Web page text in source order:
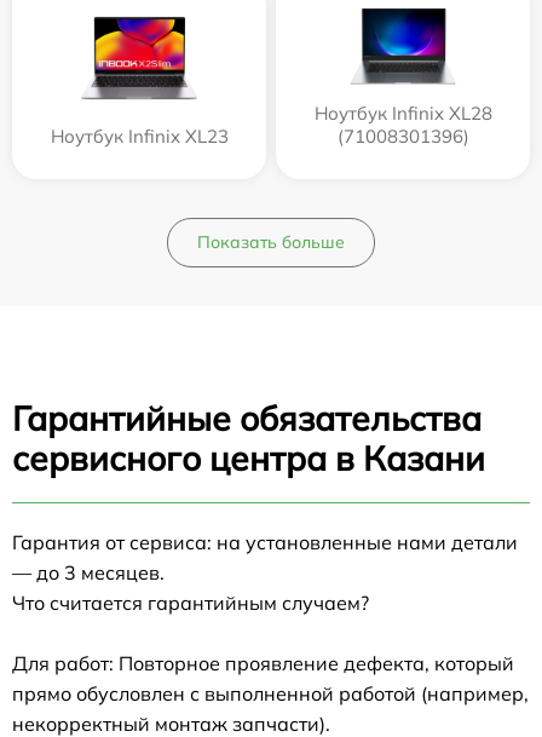
Ноутбук Infinix XL23
Ноутбук Infinix XL28
(71008301396)
Показать больше
Гарантийные обязательства
сервисного центра в Казани
Гарантия от сервиса: на установленные нами детали
— до 3 месяцев.
Что считается гарантийным случаем?
Для работ: Повторное проявление дефекта, который
прямо обусловлен с выполненной работой (например,
некорректный монтаж запчасти).